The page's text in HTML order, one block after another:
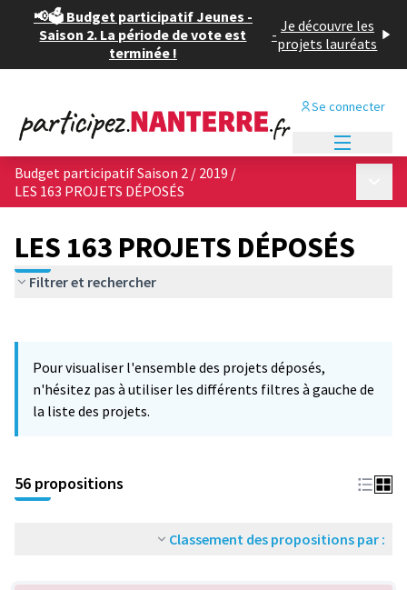
📢🗳️ Budget participatif Jeunes -
Saison 2. La période de vote est
terminée !
- Je découvre les
projets lauréats
Se connecter
Budget participatif Saison 2 / 2019 /
LES 163 PROJETS DÉPOSÉS
LES 163 PROJETS DÉPOSÉS
Filtrer et rechercher
−
Pour visualiser l'ensemble des projets déposés,
n'hésitez pas à utiliser les différents filtres à gauche de
la liste des projets.
56 propositions
Classement des propositions par :